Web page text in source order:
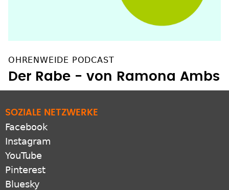
OHRENWEIDE PODCAST
Der Rabe - von Ramona Ambs
SOZIALE NETZWERKE
Facebook
Instagram
YouTube
Pinterest
Bluesky